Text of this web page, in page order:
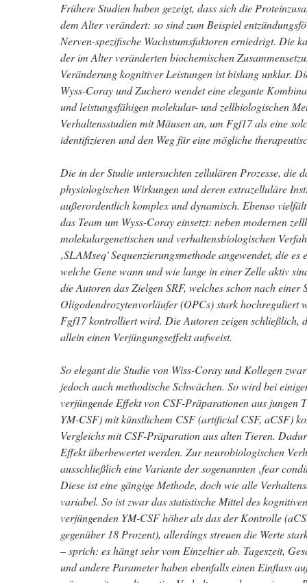
Frühere Studien haben gezeigt, dass sich die
dem Alter verändert: so sind zum Beispiel
Nerven-spezifische Wachstumsfaktoren erniedrigt. Die
der im Alter veränderten biochemischen
Veränderung kognitiver Leistungen ist bislang unklar.
Wyss-Coray und Zuchero wendet eine elegante
und leistungsfähigen molekular- und zellbiologischen
Verhaltensstudien mit Mäusen an, um Fgf17 als eine
identifizieren und den Weg für eine mögliche
Die in der Studie untersuchten zellulären Prozesse, die
physiologischen Wirkungen und deren extrazelluläre
außerordentlich komplex und dynamisch. Ebenso
das Team um Wyss-Coray einsetzt: neben modernen
molekulargenetischen und verhaltensbiologischen
‚SLAMseq' Sequenzierungsmethode angewendet, die es
welche Gene wann und wie lange in einer Zelle aktiv
die Autoren das Zielgen SRF, welches schon nach einer
Oligodendrozytenvorläufer (OPCs) stark hochreguliert
Fgf17 kontrolliert wird. Die Autoren zeigen schließlich,
allein einen Verjüngungseffekt aufweist.
So elegant die Studie von Wiss-Coray und Kollegen
jedoch auch methodische Schwächen. So wird bei
verjüngende Effekt von CSF-Präparationen aus jungen
YM-CSF) mit künstlichem CSF (artificial CSF, aCSF)
Vergleichs mit CSF-Präparation aus alten Tieren.
Effekt überbewertet werden. Zur neurobiologischen
ausschließlich eine Variante der sogenannten ‚fear
Diese ist eine gängige Methode, doch wie alle
variabel. So ist zwar das statistische Mittel des
verjüngenden YM-CSF höher als das der Kontrolle
gegenüber 18 Prozent), allerdings streuen die Werte
– sprich: es hängt sehr vom Einzeltier ab. Tageszeit,
und andere Parameter haben ebenfalls einen Einfluss